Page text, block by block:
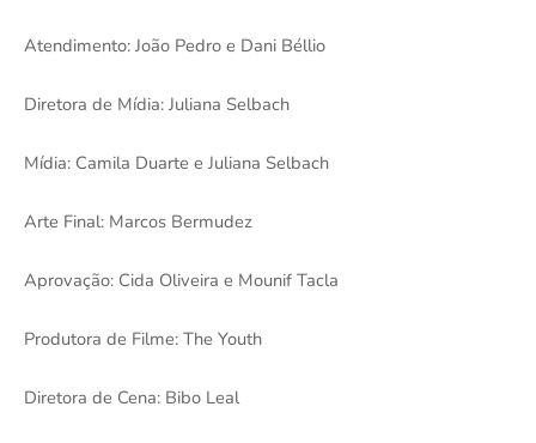
Atendimento: João Pedro e Dani Béllio
Diretora de Mídia: Juliana Selbach
Mídia: Camila Duarte e Juliana Selbach
Arte Final: Marcos Bermudez
Aprovação: Cida Oliveira e Mounif Tacla
Produtora de Filme: The Youth
Diretora de Cena: Bibo Leal